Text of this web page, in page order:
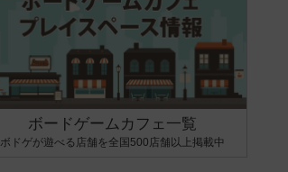
ボードゲームカフェ一覧
ボドゲが遊べる店舗を全国500店舗以上掲載中